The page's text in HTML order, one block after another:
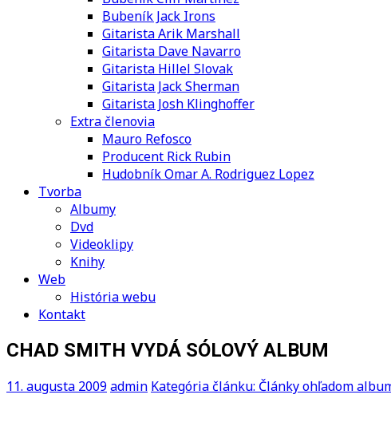
Bubeník Jack Irons
Gitarista Arik Marshall
Gitarista Dave Navarro
Gitarista Hillel Slovak
Gitarista Jack Sherman
Gitarista Josh Klinghoffer
Extra členovia
Mauro Refosco
Producent Rick Rubin
Hudobník Omar A. Rodriguez Lopez
Tvorba
Albumy
Dvd
Videoklipy
Knihy
Web
História webu
Kontakt
CHAD SMITH VYDÁ SÓLOVÝ ALBUM
11. augusta 2009admin Kategória článku: Články ohľadom